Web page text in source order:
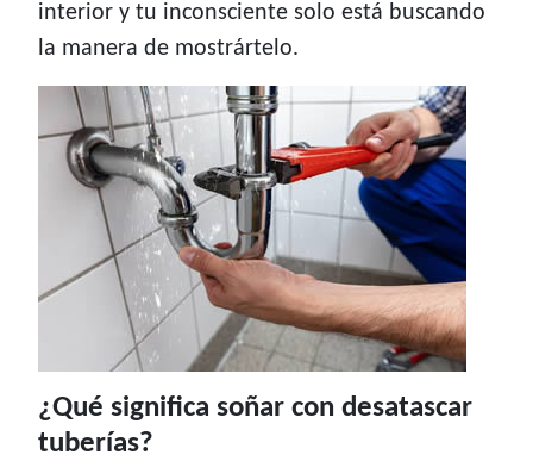
interior y tu inconsciente solo está buscando
la manera de mostrártelo.
¿Qué significa soñar con desatascar
tuberías?